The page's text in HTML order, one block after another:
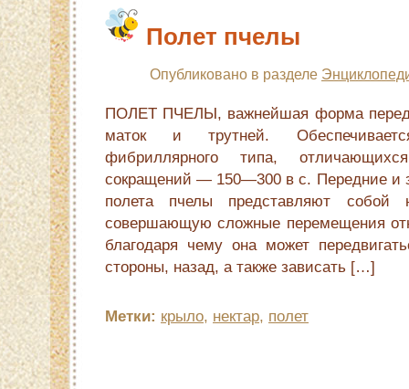
Полет пчелы
Опубликовано в разделе
ПОЛЕТ ПЧЕЛЫ, важнейшая форма
маток и трутней.
фибриллярного типа,
сокращений — 150—300 в с. Передние и
полета пчелы представляют собой
совершающую сложные перемещения
благодаря чему она может
стороны, назад, а также зависать […]
Метки: крыло, нектар, полет